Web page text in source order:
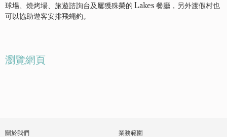
球場、燒烤場、旅遊諮詢台及屢獲殊榮的 Lakes 餐廳，另外渡假村也
可以協助遊客安排飛蠅釣。
瀏覽網頁
關於我們 業務範圍